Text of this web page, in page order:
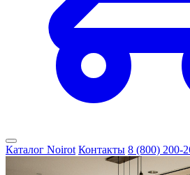
Каталог Noirot Контакты 8 (800) 200-